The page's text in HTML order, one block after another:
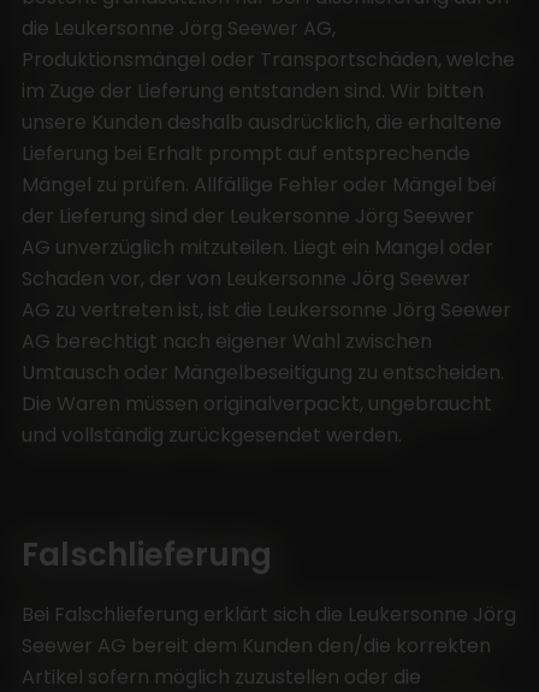
die Leukersonne Jörg Seewer AG,
Produktionsmängel oder Transportschäden, welche
im Zuge der Lieferung entstanden sind. Wir bitten
unsere Kunden deshalb ausdrücklich, die erhaltene
Lieferung bei Erhalt prompt auf entsprechende
Mängel zu prüfen. Allfällige Fehler oder Mängel bei
der Lieferung sind der Leukersonne Jörg Seewer
AG unverzüglich mitzuteilen. Liegt ein Mangel oder
Schaden vor, der von Leukersonne Jörg Seewer
AG zu vertreten ist, ist die Leukersonne Jörg Seewer
AG berechtigt nach eigener Wahl zwischen
Umtausch oder Mängelbeseitigung zu entscheiden.
Die Waren müssen originalverpackt, ungebraucht
und vollständig zurückgesendet werden.
Falschlieferung
Bei Falschlieferung erklärt sich die Leukersonne Jörg
Seewer AG bereit dem Kunden den/die korrekten
Artikel sofern möglich zuzustellen oder die